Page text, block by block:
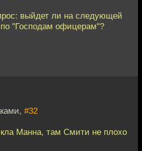
выйдет ли на следующей
"Господам офицерам"?
#32
Манна, там Смити не плохо